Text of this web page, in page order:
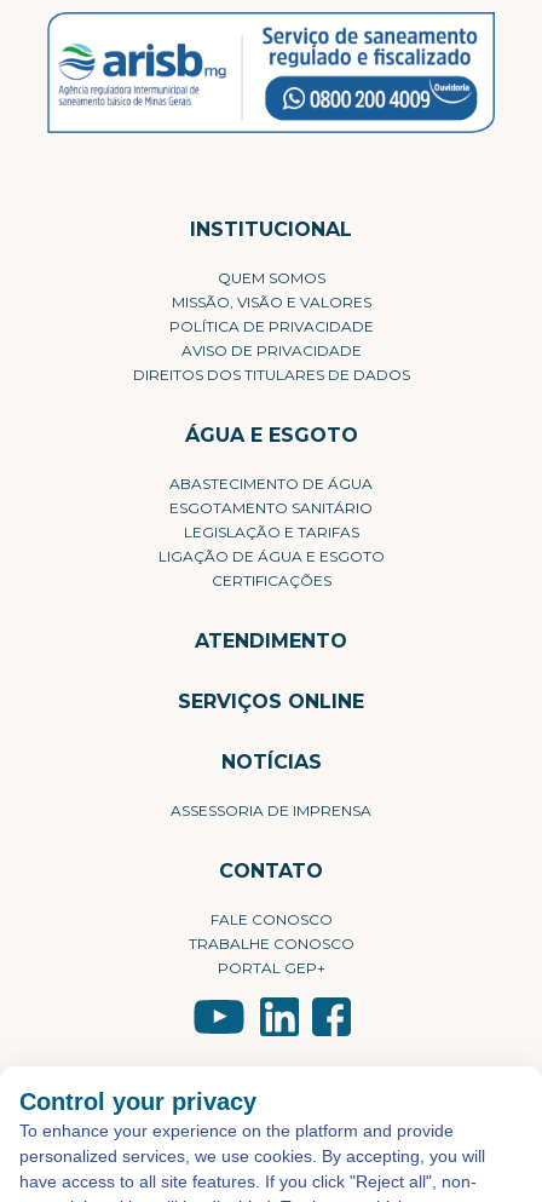
INSTITUCIONAL
QUEM SOMOS
MISSÃO, VISÃO E VALORES
POLÍTICA DE PRIVACIDADE
AVISO DE PRIVACIDADE
DIREITOS DOS TITULARES DE DADOS
ÁGUA E ESGOTO
ABASTECIMENTO DE ÁGUA
ESGOTAMENTO SANITÁRIO
LEGISLAÇÃO E TARIFAS
LIGAÇÃO DE ÁGUA E ESGOTO
CERTIFICAÇÕES
ATENDIMENTO
SERVIÇOS ONLINE
NOTÍCIAS
ASSESSORIA DE IMPRENSA
CONTATO
FALE CONOSCO
TRABALHE CONOSCO
PORTAL GEP+
©2026 - Todos os direitos reservados